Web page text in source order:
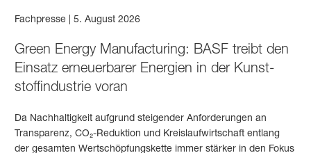
Fachpresse |5. August 2026
Green Energy Manu­facturing: BASF treibt den
Einsatz erneuer­barer Energien in der Kunst­
stoff­industrie voran
Da Nachhaltigkeit aufgrund steigender Anforderungen an
Transparenz, CO₂-Reduktion und Kreislaufwirtschaft entlang
der gesamten Wertschöpfungskette immer stärker in den Fokus